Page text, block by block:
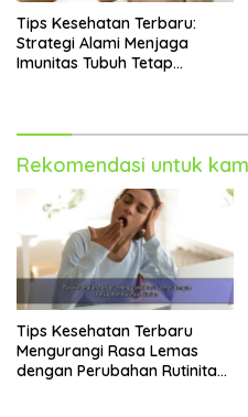
Tips Kesehatan Terbaru:
Strategi Alami Menjaga
Imunitas Tubuh Tetap
Rekomendasi untuk
Tips Kesehatan Terbaru
Mengurangi Rasa Lemas
dengan Perubahan Rutinitas